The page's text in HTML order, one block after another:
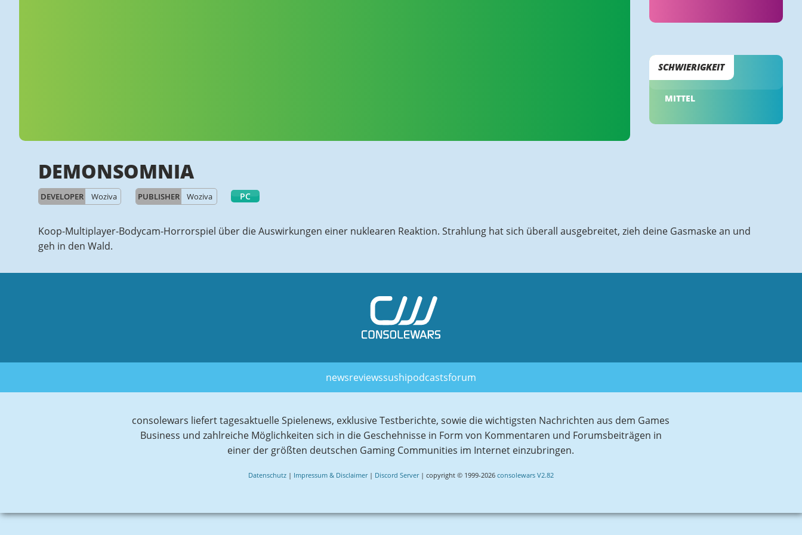
SCHWIERIGKEIT
MITTEL
DEMONSOMNIA
DEVELOPER Woziva PUBLISHER Woziva PC
Koop-Multiplayer-Bodycam-Horrorspiel über die Auswirkungen einer nuklearen Reaktion. Strahlung hat sich überall ausgebreitet, zieh deine Gasmaske an und
geh in den Wald.
newsreviewssushipodcastsforum
consolewars liefert tagesaktuelle Spielenews, exklusive Testberichte, sowie die wichtigsten Nachrichten aus dem Games
Business und zahlreiche Möglichkeiten sich in die Geschehnisse in Form von Kommentaren und Forumsbeiträgen in
einer der größten deutschen Gaming Communities im Internet einzubringen.
Datenschutz| Impressum & Disclaimer| Discord Server| copyright © 1999-2026 consolewars V2.82